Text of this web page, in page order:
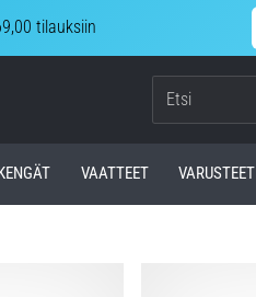
tilauksiin
VAATTEET VARUSTEET